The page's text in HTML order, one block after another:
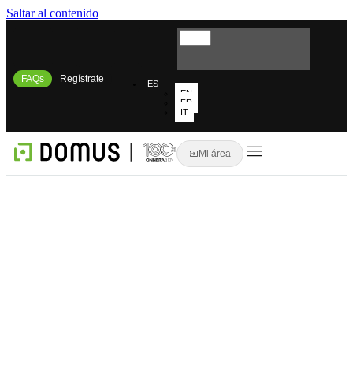
Saltar al contenido
FAQs Regístrate
ES
EN
FR
IT
Mi área